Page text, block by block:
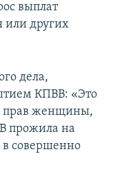
выплат
или других
дела,
КПВВ: «Это
прав женщины,
прожила на
в совершенно